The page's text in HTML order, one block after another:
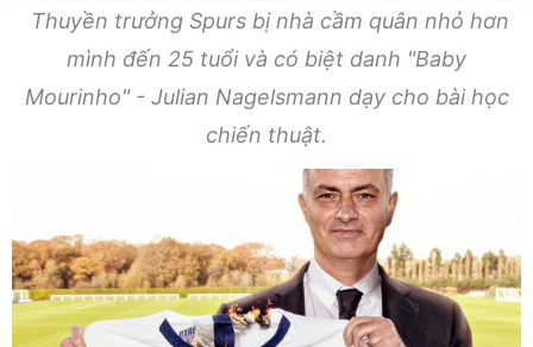
Thuyền trưởng Spurs bị nhà cầm quân nhỏ hơn
mình đến 25 tuổi và có biệt danh "Baby
Mourinho" - Julian Nagelsmann dạy cho bài học
chiến thuật.